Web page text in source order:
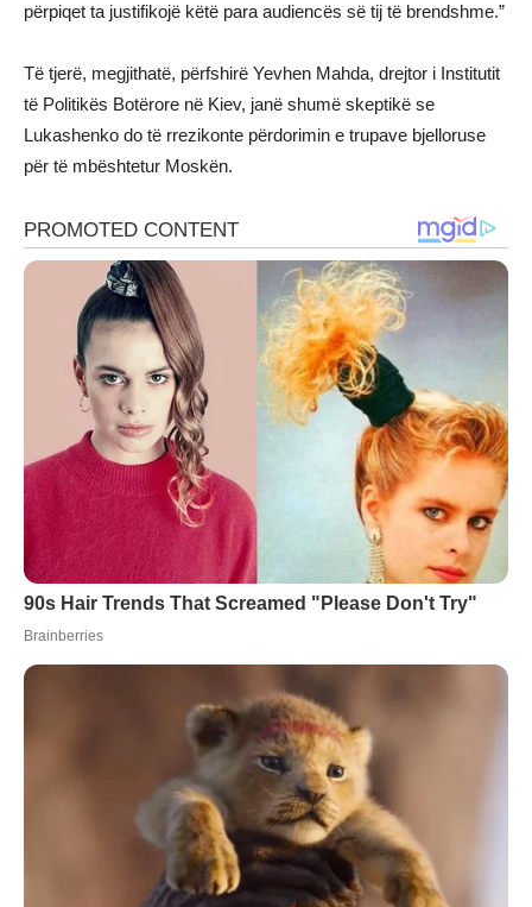
përpiqet ta justifikojë këtë para audiencës së tij të brendshme.”
Të tjerë, megjithatë, përfshirë Yevhen Mahda, drejtor i Institutit
të Politikës Botërore në Kiev, janë shumë skeptikë se
Lukashenko do të rrezikonte përdorimin e trupave bjelloruse
për të mbështetur Moskën.